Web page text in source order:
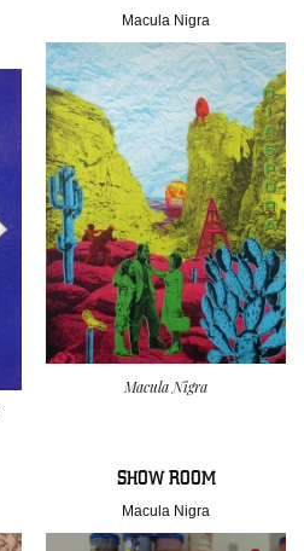
Macula Nigra
Macula Nigra
SHOW ROOM
Macula Nigra